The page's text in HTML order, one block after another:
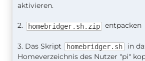
aktivieren.
2. homebridger.sh.zip entpacken
3. Das Skript homebridger.sh
in
Homeverzeichnis des Nutzer "pi"